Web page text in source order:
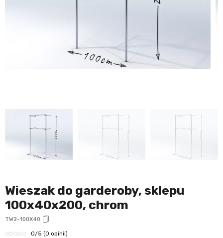
Wieszak do garderoby, sklepu
100x40x200, chrom
TW2-100X40
0/5 (0 opinii)